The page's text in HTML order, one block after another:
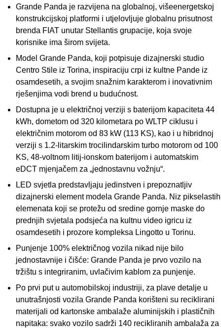
Grande Panda je razvijena na globalnoj, višeenergetskoj
konstrukcijskoj platformi i utjelovljuje globalnu prisutnost
brenda FIAT unutar Stellantis grupacije, koja svoje
korisnike ima širom svijeta.
Model Grande Panda, koji potpisuje dizajnerski studio
Centro Stile iz Torina, inspiraciju crpi iz kultne Pande iz
osamdesetih, a svojim snažnim karakterom i inovativnim
rješenjima vodi brend u budućnost.
Dostupna je u električnoj verziji s baterijom kapaciteta 44
kWh, dometom od 320 kilometara po WLTP ciklusu i
električnim motorom od 83 kW (113 KS), kao i u hibridnoj
verziji s 1.2-litarskim trocilindarskim turbo motorom od 100
KS, 48-voltnom litij-ionskom baterijom i automatskim
eDCT mjenjačem za „jednostavnu vožnju“.
LED svjetla predstavljaju jedinstven i prepoznatljiv
dizajnerski element modela Grande Panda. Niz pikselastih
elemenata koji se protežu od sredine gornje maske do
prednjih svjetala podsjeća na kultnu video igricu iz
osamdesetih i prozore kompleksa Lingotto u Torinu.
Punjenje 100% električnog vozila nikad nije bilo
jednostavnije i čišće: Grande Panda je prvo vozilo na
tržištu s integriranim, uvlačivim kablom za punjenje.
Po prvi put u automobilskoj industriji, za plave detalje u
unutrašnjosti vozila Grande Panda korišteni su reciklirani
materijali od kartonske ambalaže aluminijskih i plastičnih
napitaka: svako vozilo sadrži 140 recikliranih ambalaža za